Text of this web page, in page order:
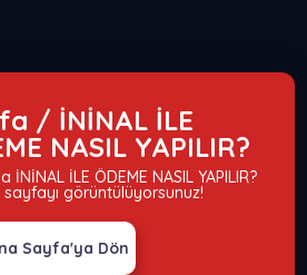
/ İNİNAL İLE
NASIL YAPILIR?
İNİNAL İLE ÖDEME NASIL YAPILIR?
sayfayı görüntülüyorsunuz!
Sayfa'ya Dön